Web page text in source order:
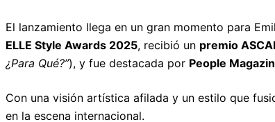
El lanzamiento llega en un gran momento para
ELLE Style Awards 2025, recibió un premio
¿Para Qué?”), y fue destacada por People
Con una visión artística afilada y un estilo que
en la escena internacional.